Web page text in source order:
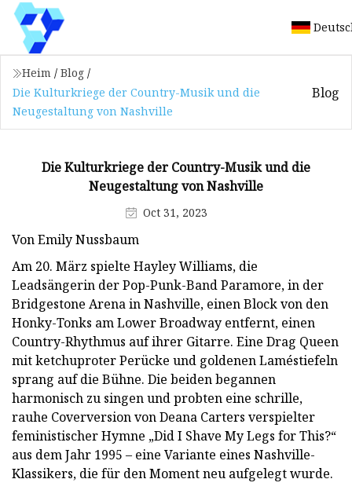
Heim / Blog /
Die Kulturkriege der Country-Musik und die
Neugestaltung von Nashville
Blog
Die Kulturkriege der Country-Musik und die
Neugestaltung von Nashville
Oct 31, 2023
Von Emily Nussbaum
Am 20. März spielte Hayley Williams, die
Leadsängerin der Pop-Punk-Band Paramore, in der
Bridgestone Arena in Nashville, einen Block von den
Honky-Tonks am Lower Broadway entfernt, einen
Country-Rhythmus auf ihrer Gitarre. Eine Drag Queen
mit ketchuproter Perücke und goldenen Laméstiefeln
sprang auf die Bühne. Die beiden begannen
harmonisch zu singen und probten eine schrille,
rauhe Coverversion von Deana Carters verspielter
feministischer Hymne „Did I Shave My Legs for This?“
aus dem Jahr 1995 – eine Variante eines Nashville-
Klassikers, die für den Moment neu aufgelegt wurde.